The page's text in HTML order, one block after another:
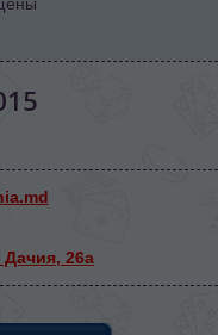
26а